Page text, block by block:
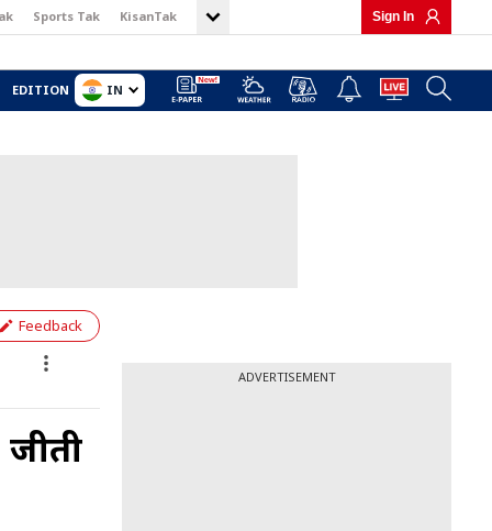
Sports Tak KisanTak Sign In
EDITION IN
Feedback
ADVERTISEMENT